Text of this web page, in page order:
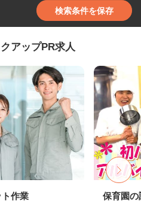
検索条件を保存
アップPR求人
作業 保育園の